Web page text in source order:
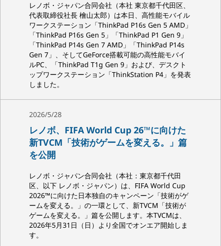
レノボ・ジャパン合同会社（本社 東京都千代田区、
代表取締役社長 檜山太郎）は本日、高性能モバイル
ワークステーション「ThinkPad P16s Gen 5 AMD」
「ThinkPad P16s Gen 5」「ThinkPad P1 Gen 9」
「ThinkPad P14s Gen 7 AMD」「ThinkPad P14s
Gen 7」、そしてGeForce搭載可能の高性能モバイ
ルPC、「ThinkPad T1g Gen 9」および、デスクト
ップワークステーション「ThinkStation P4」を発表
しました。
2026/5/28
レノボ、FIFA World Cup 26™に向けた
新TVCM「技術がゲームを変える。」篇
を公開
レノボ・ジャパン合同会社（本社：東京都千代田
区、以下 レノボ・ジャパン）は、FIFA World Cup
2026™に向けた日本独自のキャンペーン「技術がゲ
ームを変える。」の一環として、新TVCM「技術が
ゲームを変える。」篇を公開します。本TVCMは、
2026年5月31日（日）より全国でオンエア開始しま
す。